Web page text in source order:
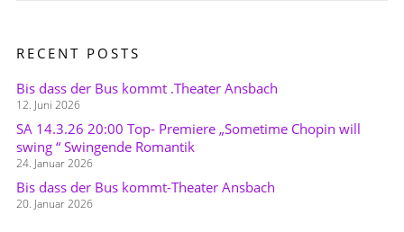
RECENT POSTS
Bis dass der Bus kommt .Theater Ansbach
12. Juni 2026
SA 14.3.26 20:00 Top- Premiere „Sometime Chopin will
swing “ Swingende Romantik
24. Januar 2026
Bis dass der Bus kommt-Theater Ansbach
20. Januar 2026